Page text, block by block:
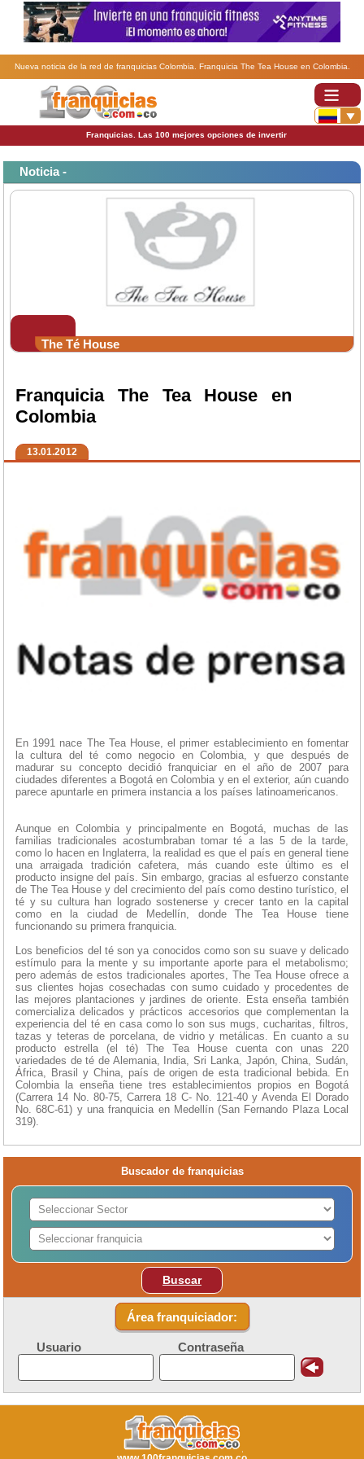
Nueva noticia de la red de franquicias Colombia. Franquicia The Tea House en Colombia.
Franquicias. Las 100 mejores opciones de invertir
Noticia -
The Té House
Franquicia The Tea House en
Colombia
13.01.2012
En 1991 nace The Tea House, el primer establecimiento en fomentar
la cultura del té como negocio en Colombia, y que después de
madurar su concepto decidió franquiciar en el año de 2007 para
ciudades diferentes a Bogotá en Colombia y en el exterior, aún cuando
parece apuntarle en primera instancia a los países latinoamericanos.
Aunque en Colombia y principalmente en Bogotá, muchas de las
familias tradicionales acostumbraban tomar té a las 5 de la tarde,
como lo hacen en Inglaterra, la realidad es que el país en general tiene
una arraigada tradición cafetera, más cuando este último es el
producto insigne del país. Sin embargo, gracias al esfuerzo constante
de The Tea House y del crecimiento del país como destino turístico, el
té y su cultura han logrado sostenerse y crecer tanto en la capital
como en la ciudad de Medellín, donde The Tea House tiene
funcionando su primera franquicia.
Los beneficios del té son ya conocidos como son su suave y delicado
estímulo para la mente y su importante aporte para el metabolismo;
pero además de estos tradicionales aportes, The Tea House ofrece a
sus clientes hojas cosechadas con sumo cuidado y procedentes de
las mejores plantaciones y jardines de oriente. Esta enseña también
comercializa delicados y prácticos accesorios que complementan la
experiencia del té en casa como lo son sus mugs, cucharitas, filtros,
tazas y teteras de porcelana, de vidrio y metálicas. En cuanto a su
producto estrella (el té) The Tea House cuenta con unas 220
variedades de té de Alemania, India, Sri Lanka, Japón, China, Sudán,
África, Brasil y China, país de origen de esta tradicional bebida. En
Colombia la enseña tiene tres establecimientos propios en Bogotá
(Carrera 14 No. 80-75, Carrera 18 C- No. 121-40 y Avenda El Dorado
No. 68C-61) y una franquicia en Medellín (San Fernando Plaza Local
319).
Buscador de franquicias
Buscar
Área franquiciador:
Usuario Contraseña